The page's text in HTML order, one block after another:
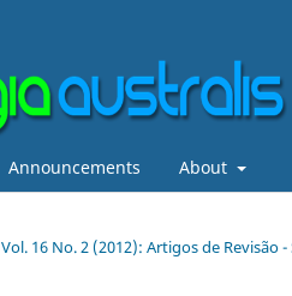
Announcements About
Vol. 16 No. 2 (2012): Artigos de Revisão